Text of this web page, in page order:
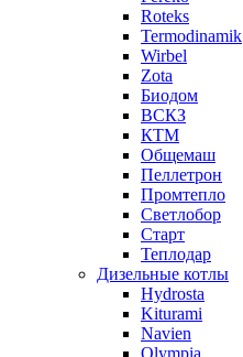
Roteks
Termodinamik
Wirbel
Zota
Биодом
ВСКЗ
КТМ
Общемаш
Пеллетрон
Промтепло
Светлобор
Старт
Теплодар
Дизельные котлы
Hydrosta
Kiturami
Navien
Olympia